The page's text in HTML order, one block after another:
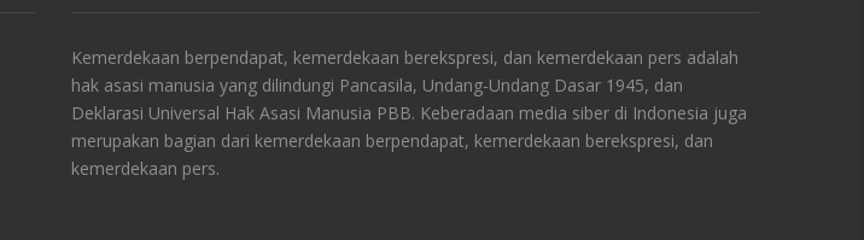
Kemerdekaan berpendapat, kemerdekaan berekspresi, dan kemerdekaan pers adalah
hak asasi manusia yang dilindungi Pancasila, Undang-Undang Dasar 1945, dan
Deklarasi Universal Hak Asasi Manusia PBB. Keberadaan media siber di Indonesia juga
merupakan bagian dari kemerdekaan berpendapat, kemerdekaan berekspresi, dan
kemerdekaan pers.